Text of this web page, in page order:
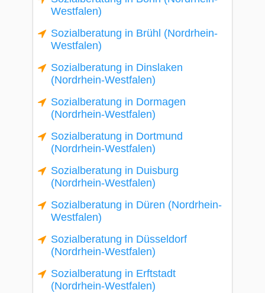
Westfalen)
Sozialberatung in Brühl (Nordrhein-
Westfalen)
Sozialberatung in Dinslaken
(Nordrhein-Westfalen)
Sozialberatung in Dormagen
(Nordrhein-Westfalen)
Sozialberatung in Dortmund
(Nordrhein-Westfalen)
Sozialberatung in Duisburg
(Nordrhein-Westfalen)
Sozialberatung in Düren (Nordrhein-
Westfalen)
Sozialberatung in Düsseldorf
(Nordrhein-Westfalen)
Sozialberatung in Erftstadt
(Nordrhein-Westfalen)